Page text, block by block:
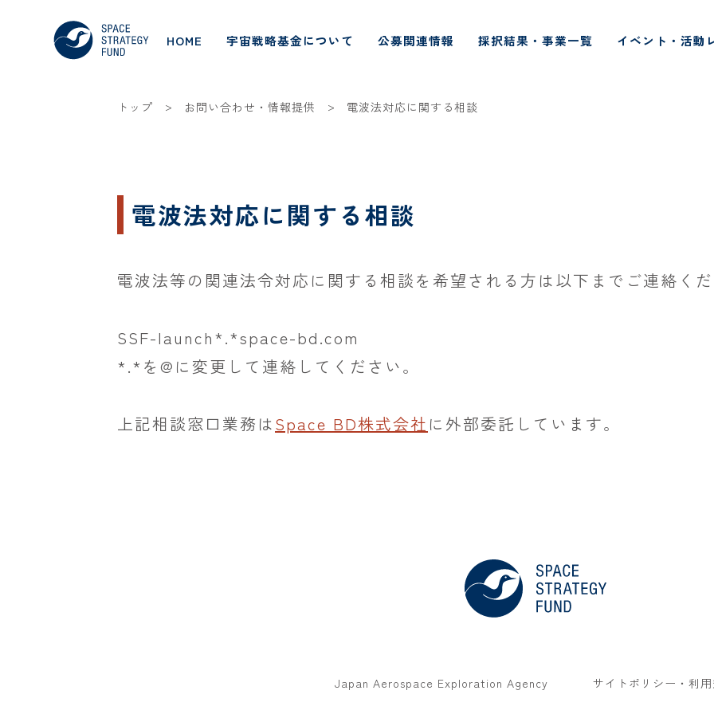
HOME 宇宙戦略基金について 公募関連情報 採択結果・事業一覧 イベント・活動
トップ > お問い合わせ・情報提供 > 電波法対応に関する相談
電波法対応に関する相談
電波法等の関連法令対応に関する相談を希望される方は以下までご連絡く
SSF-launch*.*space-bd.com
*.*を@に変更して連絡してください。
上記相談窓口業務はSpace BD株式会社 に外部委託しています。
Japan Aerospace Exploration Agency サイトポリシー・利